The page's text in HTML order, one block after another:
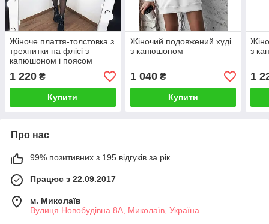
Жіноче плаття-толстовка з
трехнитки на флісі з
капюшоном і поясом
1 220 ₴
Купити
Жіночий подовжений худі
з капюшоном
1 040₴
Купити
з
1
Про нас
99% позитивних з 195 відгуків за рік
Працює з 22.09.2017
м. Миколаїв
Вулиця Новобудівна 8А, Миколаїв, Україна